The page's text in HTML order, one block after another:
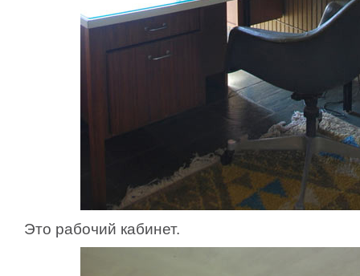
Это рабочий кабинет.